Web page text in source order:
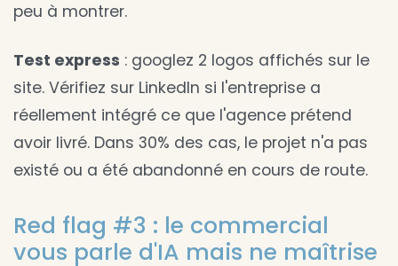
peu à montrer.
Test express : googlez 2 logos affichés sur le
site. Vérifiez sur LinkedIn si l'entreprise a
réellement intégré ce que l'agence prétend
avoir livré. Dans 30% des cas, le projet n'a pas
existé ou a été abandonné en cours de route.
Red flag #3 : le commercial
vous parle d'IA mais ne maîtrise